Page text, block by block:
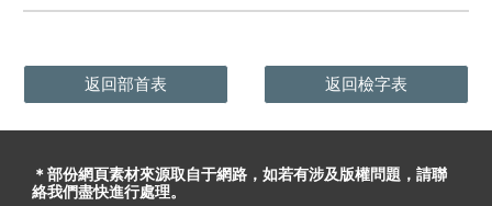
返回部首表 返回檢字表
＊部份網頁素材來源取自于網路，如若有涉及版權問題 ，請聯
絡我們盡快進行處理。